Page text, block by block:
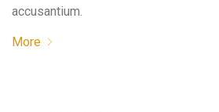
accusantium.
More